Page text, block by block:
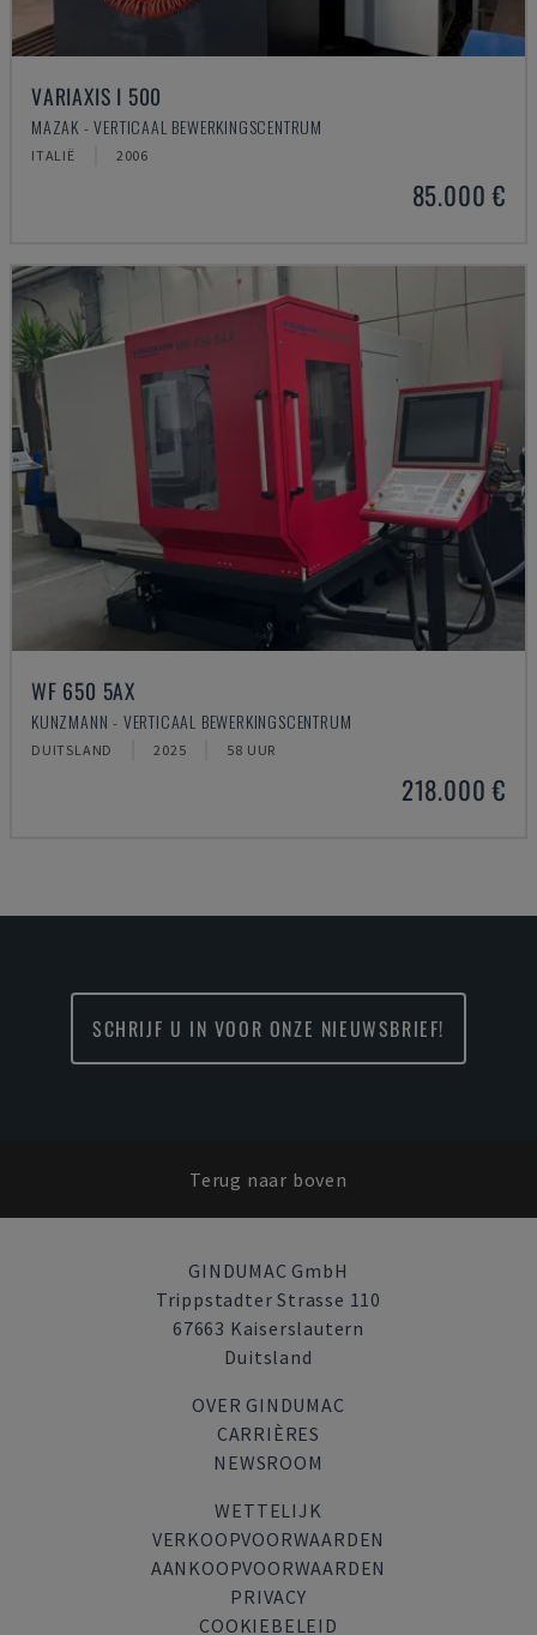
VARIAXIS I 500
MAZAK - VERTICAAL BEWERKINGSCENTRUM
ITALIË 2006
85.000 €
WF 650 5AX
KUNZMANN - VERTICAAL BEWERKINGSCENTRUM
DUITSLAND 2025 58 UUR
218.000 €
SCHRIJF U IN VOOR ONZE NIEUWSBRIEF!
Terug naar boven
GINDUMAC GmbH
Trippstadter Strasse 110
67663 Kaiserslautern
Duitsland
OVER GINDUMAC
CARRIÈRES
NEWSROOM
WETTELIJK
VERKOOPVOORWAARDEN
AANKOOPVOORWAARDEN
PRIVACY
COOKIEBELEID